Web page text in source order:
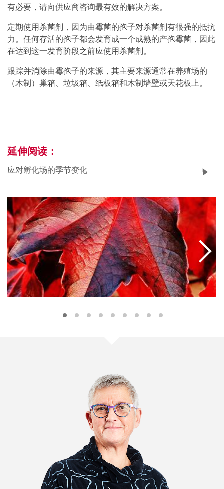
有必要，请向供应商咨询最有效的解决方案。
定期使用杀菌剂，因为曲霉菌的孢子对杀菌剂有很强的抵抗
力。任何存活的孢子都会发育成一个成熟的产孢霉菌，因此
在达到这一发育阶段之前应使用杀菌剂。
跟踪并消除曲霉孢子的来源，其主要来源通常在养殖场的
（木制）巢箱、垃圾箱、纸板箱和木制墙壁或天花板上。
延伸阅读：
应对孵化场的季节变化